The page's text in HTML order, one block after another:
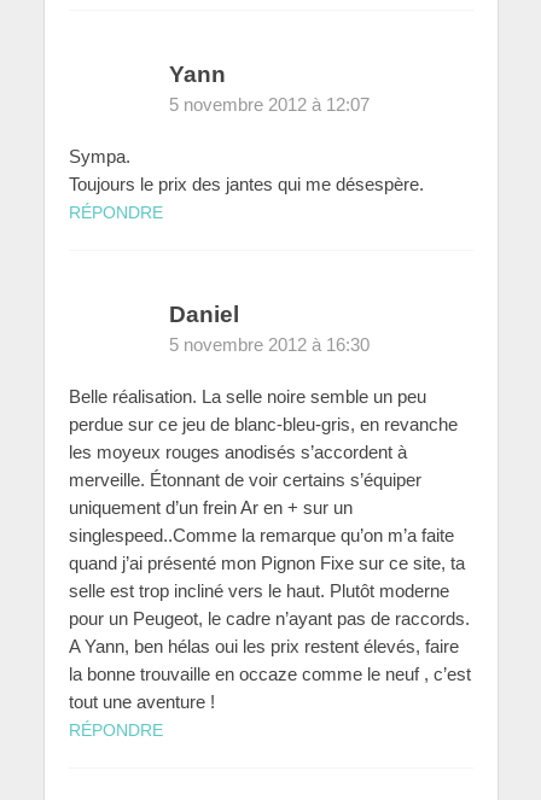
Yann
5 novembre 2012 à 12:07
Sympa.
Toujours le prix des jantes qui me désespère.
RÉPONDRE
Daniel
5 novembre 2012 à 16:30
Belle réalisation. La selle noire semble un peu
perdue sur ce jeu de blanc-bleu-gris, en revanche
les moyeux rouges anodisés s’accordent à
merveille. Étonnant de voir certains s’équiper
uniquement d’un frein Ar en + sur un
singlespeed..Comme la remarque qu’on m’a faite
quand j’ai présenté mon Pignon Fixe sur ce site, ta
selle est trop incliné vers le haut. Plutôt moderne
pour un Peugeot, le cadre n’ayant pas de raccords.
A Yann, ben hélas oui les prix restent élevés, faire
la bonne trouvaille en occaze comme le neuf , c’est
tout une aventure !
RÉPONDRE